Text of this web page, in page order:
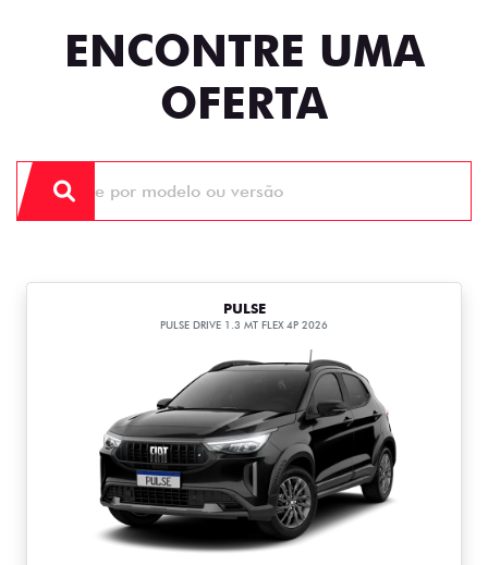
ENCONTRE UMA
OFERTA
PULSE
PULSE DRIVE 1.3 MT FLEX 4P 2026